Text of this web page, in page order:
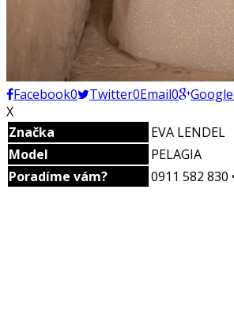
Facebook0 Twitter0Email0
X
Značka
EVA LENDEL
Model
PELAGIA
Poradíme vám?
0911 582 830